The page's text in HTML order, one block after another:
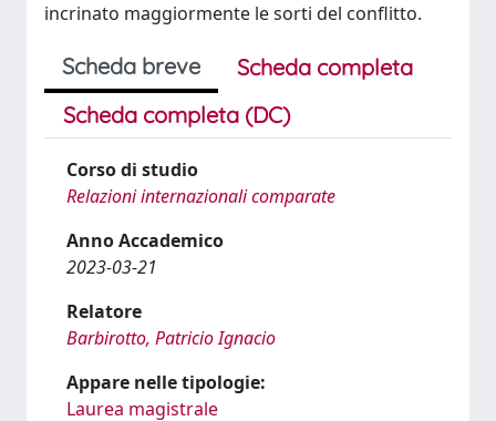
incrinato maggiormente le sorti del conflitto.
Scheda breve
Scheda completa
Scheda completa (DC)
Corso di studio
Relazioni internazionali comparate
Anno Accademico
2023-03-21
Relatore
Barbirotto, Patricio Ignacio
Appare nelle tipologie:
Laurea magistrale